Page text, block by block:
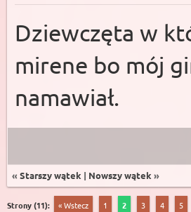
Dziewczęta w
mirene bo mój
namawiał.
« Starszy wątek | Nowszy wątek »
Strony (11): « Wstecz 1 2 3 4 5